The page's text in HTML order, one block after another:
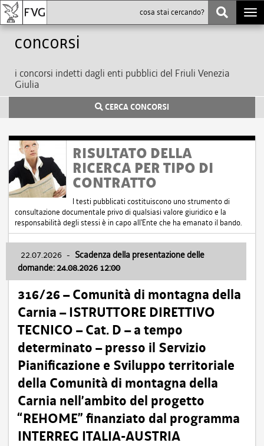
Concorsi
i concorsi indetti dagli enti pubblici del Friuli Venezia
Giulia
CERCA CONCORSI
RISULTATO DELLA
RICERCA PER TIPO DI
CONTRATTO
I testi pubblicati costituiscono uno strumento di
consultazione documentale privo di qualsiasi valore giuridico e la
responsabilità degli stessi è in capo all'Ente che ha emanato il bando.
22.07.2026 - Scadenza della presentazione delle
domande: 24.08.2026 12:00
316/26 – Comunità di montagna della
Carnia – ISTRUTTORE DIRETTIVO
TECNICO – Cat. D – a tempo
determinato – presso il Servizio
Pianificazione e Sviluppo territoriale
della Comunità di montagna della
Carnia nell’ambito del progetto
“REHOME” finanziato dal programma
INTERREG ITALIA-AUSTRIA